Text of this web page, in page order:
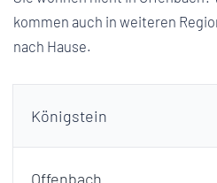
kommen auch in weiteren
nach Hause.
Königstein
Offenbach